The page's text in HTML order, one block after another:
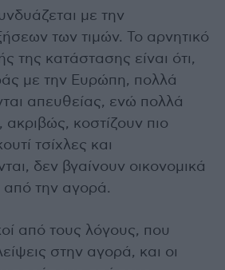
με την
των τιμών. Το αρνητικό
της κατάστασης είναι ότι,
με την Ευρώπη, πολλά
απευθείας, ενώ πολλά
κοστίζουν πιο
τσίχλες και
δεν βγαίνουν οικονομικά
από την αγορά.
από τους λόγους, που
στην αγορά, και οι